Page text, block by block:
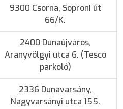
9300 Csorna, Soproni út
66/K.
2400 Dunaújváros,
Aranyvölgyi utca 6. (Tesco
parkoló)
2336 Dunavarsány,
Nagyvarsányi utca 155.